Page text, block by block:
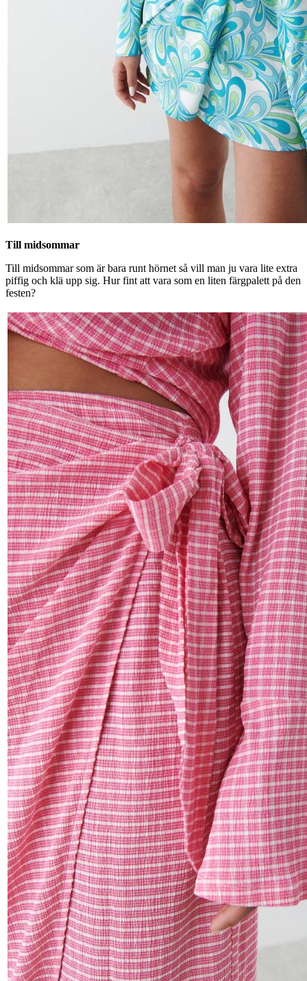
Till midsommar
Till midsommar som är bara runt hörnet så vill man ju vara lite extra
piffig och klä upp sig. Hur fint att vara som en liten färgpalett på den
festen?